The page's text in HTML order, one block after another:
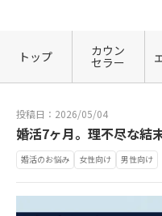
トップ カウン
セラー
投稿日：2026/05/04
婚活7ヶ月。理不尽な結
婚活のお悩み 女性向け 男性向け